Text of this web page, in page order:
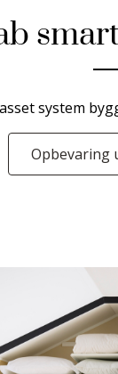
system
Opbevaring